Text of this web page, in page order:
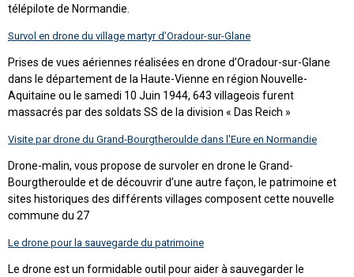
télépilote de Normandie.
Survol en drone du village martyr d’Oradour-sur-Glane
Prises de vues aériennes réalisées en drone d’Oradour-sur-Glane
dans le département de la Haute-Vienne en région Nouvelle-
Aquitaine ou le samedi 10 Juin 1944, 643 villageois furent
massacrés par des soldats SS de la division « Das Reich »
Visite par drone du Grand-Bourgtheroulde dans l'Eure en Normandie
Drone-malin, vous propose de survoler en drone le Grand-
Bourgtheroulde et de découvrir d’une autre façon, le patrimoine et
sites historiques des différents villages composent cette nouvelle
commune du 27
Le drone pour la sauvegarde du patrimoine
Le drone est un formidable outil pour aider à sauvegarder le